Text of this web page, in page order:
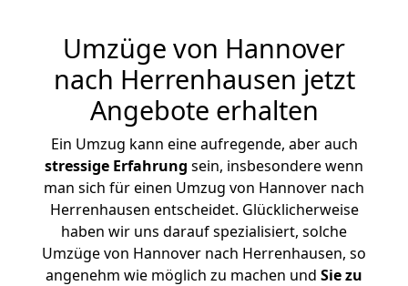
Umzüge von Hannover
nach Herrenhausen jetzt
Angebote erhalten
Ein Umzug kann eine aufregende, aber auch
stressige Erfahrung sein, insbesondere wenn
man sich für einen Umzug von Hannover nach
Herrenhausen entscheidet. Glücklicherweise
haben wir uns darauf spezialisiert, solche
Umzüge von Hannover nach Herrenhausen, so
angenehm wie möglich zu machen und Sie zu